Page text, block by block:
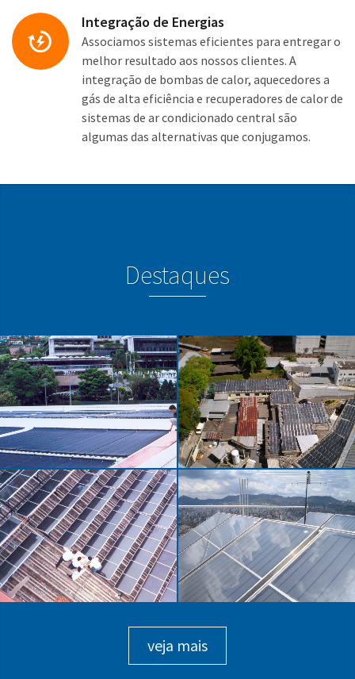
Integração de Energias
Associamos sistemas eficientes para entregar o
melhor resultado aos nossos clientes. A
integração de bombas de calor, aquecedores a
gás de alta eficiência e recuperadores de calor de
sistemas de ar condicionado central são
algumas das alternativas que conjugamos.
Destaques
Minas Tênis Clube II
Santa Casa de Juiz de
Fora
Motel Dallas
Edifício Cittá Giardino
veja mais